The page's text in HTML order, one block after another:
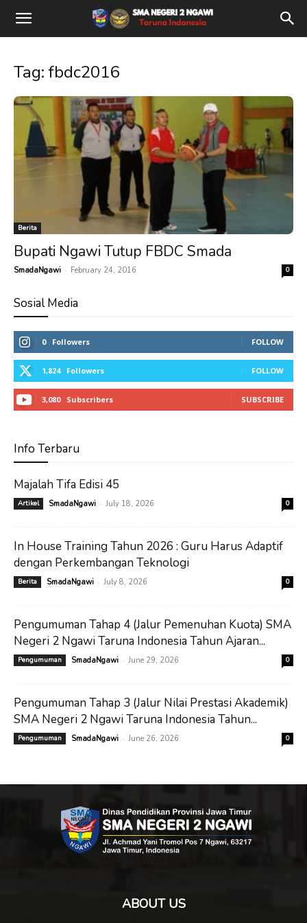
Tag: fbdc2016
Berita
Bupati Ngawi Tutup FBDC Smada
SmadaNgawi - February 24, 2016 0
Sosial Media
0 Followers FOLLOW
1,824 Followers FOLLOW
3,080 Subscribers SUBSCRIBE
Info Terbaru
Majalah Tifa Edisi 45
Artikel SmadaNgawi - July 18, 2026 0
In House Training Tahun 2026 : Guru Harus Adaptif
dengan Perkembangan Teknologi
Berita SmadaNgawi - July 8, 2026 0
Pengumuman Tahap 4 (Jalur Pemenuhan Kuota) SMA
Negeri 2 Ngawi Taruna Indonesia Tahun Ajaran...
Pengumuman SmadaNgawi - June 29, 2026 0
Pengumuman Tahap 3 (Jalur Nilai Prestasi Akademik)
SMA Negeri 2 Ngawi Taruna Indonesia Tahun...
Pengumuman SmadaNgawi - June 26, 2026 0
ABOUT US